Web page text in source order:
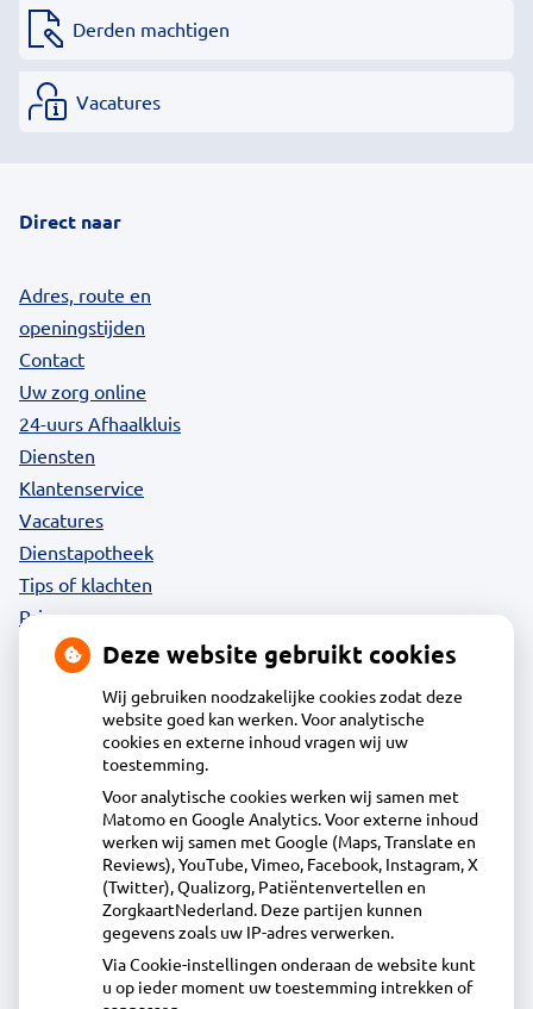
Derden machtigen
Vacatures
Direct naar
Adres, route en
openingstijden
Contact
Uw zorg online
24-uurs Afhaalkluis
Diensten
Klantenservice
Vacatures
Dienstapotheek
Tips of klachten
Privacy
Acdapha Apotheek Stede Broec
Het Voert 5A, 1613KL Grootebroek
0228 - 51 73 48
info@apotheekstedebroec.nl
Inschrijven
Centrale administratie
Deze website gebruikt cookies
Wij gebruiken noodzakelijke cookies zodat deze
website goed kan werken. Voor analytische
cookies en externe inhoud vragen wij uw
toestemming.
Voor analytische cookies werken wij samen met
Matomo en Google Analytics. Voor externe inhoud
werken wij samen met Google (Maps, Translate en
Reviews), YouTube, Vimeo, Facebook, Instagram, X
(Twitter), Qualizorg, Patiëntenvertellen en
ZorgkaartNederland. Deze partijen kunnen
gegevens zoals uw IP-adres verwerken.
Via Cookie-instellingen onderaan de website kunt
u op ieder moment uw toestemming intrekken of